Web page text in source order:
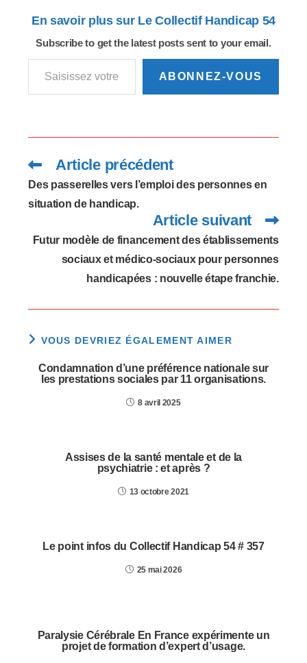
d'échange type
des experts du
numérique. Lorraine
Mouvement associatif
En savoir plus sur Le Collectif Handicap 54
Subscribe to get the latest posts sent to your email.
Saisissez votre adresse e-mail…
ABONNEZ-VOUS
Read
more
articles
Article précédent
Des passerelles vers l’emploi des personnes en
situation de handicap.
Article suivant
Futur modèle de financement des établissements
sociaux et médico-sociaux pour personnes
handicapées : nouvelle étape franchie.
VOUS DEVRIEZ ÉGALEMENT AIMER
Condamnation d’une préférence nationale sur
les prestations sociales par 11 organisations.
8 avril 2025
Assises de la santé mentale et de la
psychiatrie : et après ?
13 octobre 2021
Le point infos du Collectif Handicap 54 # 357
25 mai 2026
Paralysie Cérébrale En France expérimente un
projet de formation d’expert d’usage.